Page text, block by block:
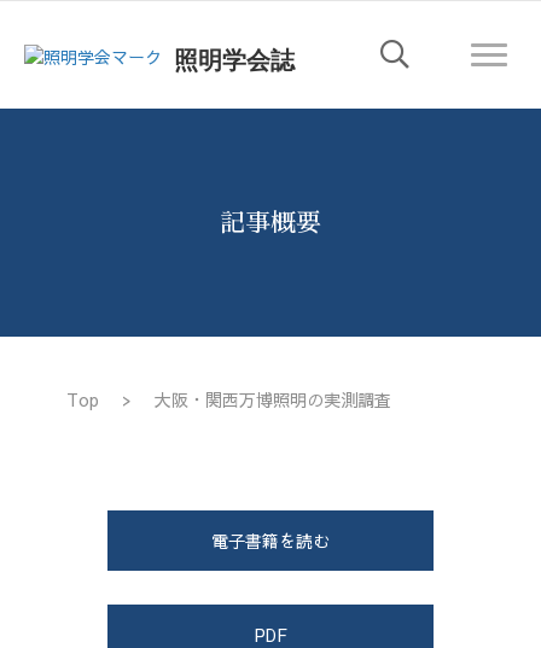
照明学会誌
記事概要
Top > 大阪・関西万博照明の実測調査
電子書籍を読む
PDF